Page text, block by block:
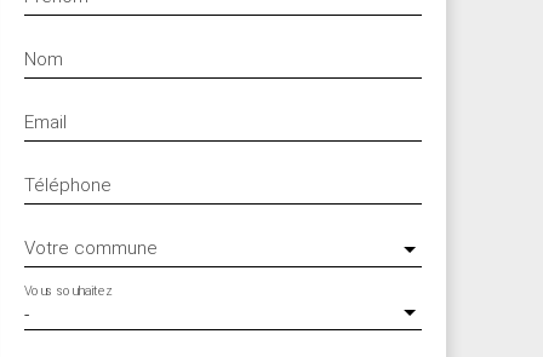
Nom
Email
Téléphone
Votre commune
-
Vous souhaitez